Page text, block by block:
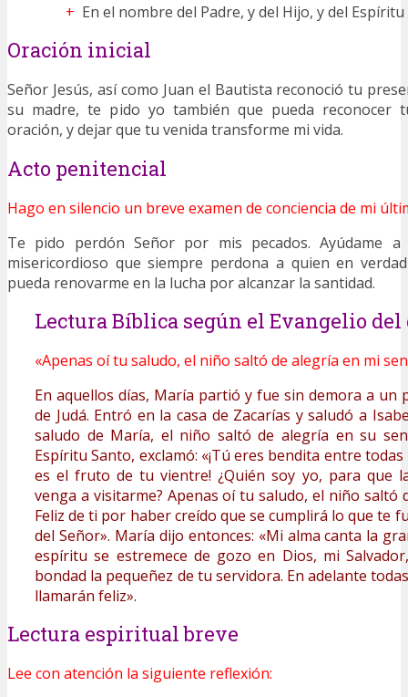
+ En el nombre del Padre, y del Hijo, y del Espíritu
Oración inicial
Señor Jesús, así como Juan el Bautista reconoció tu
su madre, te pido yo también que pueda reconocer
oración, y dejar que tu venida transforme mi vida.
Acto penitencial
Hago en silencio un breve examen de conciencia de mi
Te pido perdón Señor por mis pecados. Ayúdame
misericordioso que siempre perdona a quien en
pueda renovarme en la lucha por alcanzar la santidad.
Lectura Bíblica según el Evangelio del
«Apenas oí tu saludo, el niño saltó de alegría en mi
En aquellos días, María partió y fue sin demora a un
de Judá. Entró en la casa de Zacarías y saludó a
saludo de María, el niño saltó de alegría en su
Espíritu Santo, exclamó: «¡Tú eres bendita entre
es el fruto de tu vientre! ¿Quién soy yo, para que
venga a visitarme? Apenas oí tu saludo, el niño saltó
Feliz de ti por haber creído que se cumplirá lo que te
del Señor». María dijo entonces: «Mi alma canta la
espíritu se estremece de gozo en Dios, mi
bondad la pequeñez de tu servidora. En adelante
llamarán feliz».
Lectura espiritual breve
Lee con atención la siguiente reflexión: